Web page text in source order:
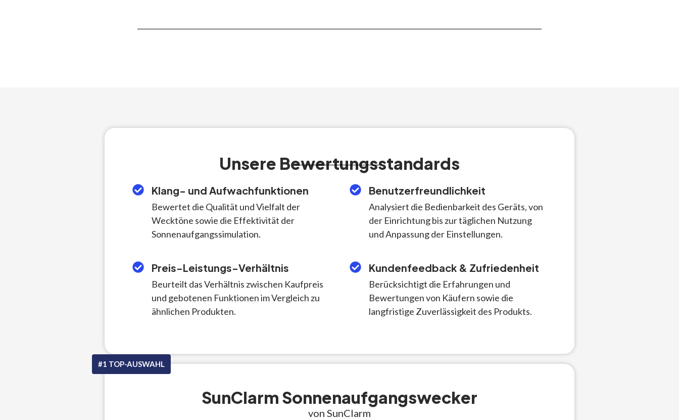
Unsere Bewertungsstandards
Klang- und Aufwachfunktionen
Bewertet die Qualität und Vielfalt der
Wecktöne sowie die Effektivität der
Sonnenaufgangssimulation.
Benutzerfreundlichkeit
Analysiert die Bedienbarkeit des Geräts, von
der Einrichtung bis zur täglichen Nutzung
und Anpassung der Einstellungen.
Preis-Leistungs-Verhältnis
Beurteilt das Verhältnis zwischen Kaufpreis
und gebotenen Funktionen im Vergleich zu
ähnlichen Produkten.
Kundenfeedback & Zufriedenheit
Berücksichtigt die Erfahrungen und
Bewertungen von Käufern sowie die
langfristige Zuverlässigkeit des Produkts.
#1 TOP-AUSWAHL
SunClarm Sonnenaufgangswecker
von SunClarm